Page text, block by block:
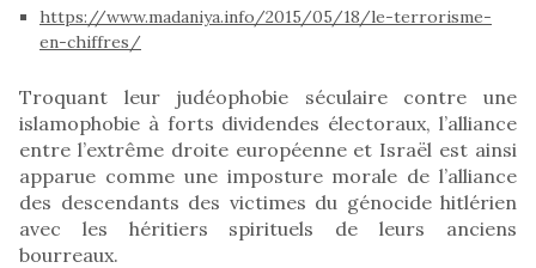
https://www.madaniya.info/2015/05/18/le-terrorisme-
en-chiffres/
Troquant leur judéophobie séculaire contre une
islamophobie à forts dividendes électoraux, l’alliance
entre l’extrême droite européenne et Israël est ainsi
apparue comme une imposture morale de l’alliance
des descendants des victimes du génocide hitlérien
avec les héritiers spirituels de leurs anciens
bourreaux.